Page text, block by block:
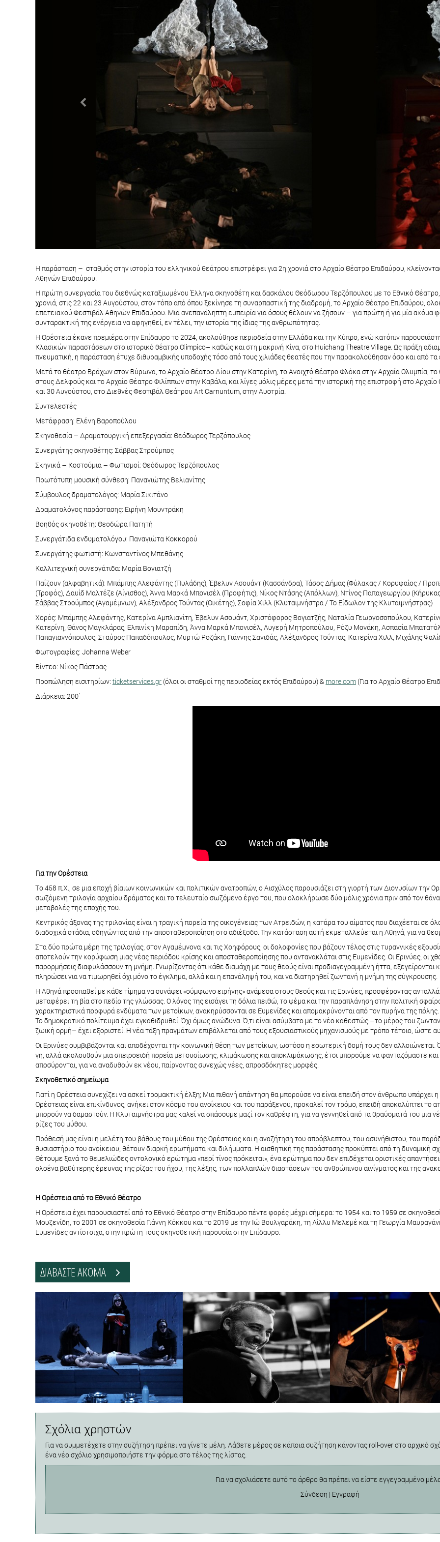
Η παράσταση – σταθμός στην ιστορία του ελληνικού θεάτρου επιστρέφει για 2η χρονιά στο Αρχαίο Θέατρο Επιδαύρου,
Αθηνών Επιδαύρου.
Η πρώτη συνεργασία του διεθνώς καταξιωμένου Έλληνα σκηνοθέτη και δασκάλου Θεόδωρου Τερζόπουλου με το Εθνικό Θέατρο,
χρονιά, στις 22 και 23 Αυγούστου, στον τόπο από όπου ξεκίνησε τη συναρπαστική της διαδρομή, το Αρχαίο Θέατρο Επιδαύρου,
επετειακού Φεστιβάλ Αθηνών Επιδαύρου. Μια ανεπανάληπτη εμπειρία για όσους θέλουν να ζήσουν – για πρώτη ή για μία
συνταρακτική της ενέργεια να αφηγηθεί, εν τέλει, την ιστορία της ίδιας της ανθρωπότητας.
Η Ορέστεια έκανε πρεμιέρα στην Επίδαυρο το 2024, ακολούθησε περιοδεία στην Ελλάδα και την Κύπρο, ενώ κατόπιν
Κλασικών παραστάσεων στο ιστορικό θέατρο Olimpico– καθώς και στη μακρινή Κίνα, στο Huichang Theatre Village. Ως πράξη
πνευματική, η παράσταση έτυχε διθυραμβικής υποδοχής τόσο από τους χιλιάδες θεατές που την παρακολούθησαν όσο και από
Μετά το θέατρο Βράχων στον Βύρωνα, το Αρχαίο Θέατρο Δίου στην Κατερίνη, το Ανοιχτό Θέατρο Φλόκα στην Αρχαία Ολυμπία,
στους Δελφούς και το Αρχαίο Θέατρο Φιλίππων στην Καβάλα, και λίγες μόλις μέρες μετά την ιστορική της επιστροφή στο
και 30 Αυγούστου, στο Διεθνές Φεστιβάλ Θεάτρου Art Carnuntum, στην Αυστρία.
Συντελεστές
Μετάφραση: Ελένη Βαροπούλου
Σκηνοθεσία – Δραματουργική επεξεργασία: Θεόδωρος Τερζόπουλος
Συνεργάτης σκηνοθέτης: Σάββας Στρούμπος
Σκηνικά – Κοστούμια – Φωτισμοί: Θεόδωρος Τερζόπουλος
Πρωτότυπη μουσική σύνθεση: Παναγιώτης Βελιανίτης
Σύμβουλος δραματολόγος: Μαρία Σικιτάνο
Δραματολόγος παράστασης: Ειρήνη Μουντράκη
Βοηθός σκηνοθέτη: Θεοδώρα Πατητή
Συνεργάτιδα ενδυματολόγου: Παναγιώτα Κοκκορού
Συνεργάτης φωτιστή: Κωνσταντίνος Μπεθάνης
Καλλιτεχνική συνεργάτιδα: Μαρία Βογιατζή
Παίζουν (αλφαβητικά): Μπάμπης Αλεφάντης (Πυλάδης), Έβελυν Ασουάντ (Κασσάνδρα), Τάσος Δήμας (Φύλακας / Κορυφαίος /
(Τροφός), Δαυίδ Μαλτέζε (Αίγισθος), Άννα Μαρκά Μπονισέλ (Προφήτις), Νίκος Ντάσης (Απόλλων), Ντίνος Παπαγεωργίου
Σάββας Στρούμπος (Αγαμέμνων), Αλέξανδρος Τούντας (Οικέτης), Σοφία Χιλλ (Κλυταιμνήστρα / Το Είδωλον της Κλυταιμνήστρας)
Χορός: Μπάμπης Αλεφάντης, Κατερίνα Αμπλιανίτη, Έβελυν Ασουάντ, Χριστόφορος Βογιατζής, Ναταλία Γεωργοσοπούλου,
Κατερίνη, Θάνος Μαγκλάρας, Ελπινίκη Μαραπίδη, Άννα Μαρκά Μπονισέλ, Λυγερή Μητροπούλου, Ρόζυ Μονάκη, Ασπασία
Παπαγιαννόπουλος, Σταύρος Παπαδόπουλος, Μυρτώ Ροζάκη, Γιάννης Σανιδάς, Αλέξανδρος Τούντας, Κατερίνα Χιλλ, Μιχάλης
Φωτογραφίες: Johanna Weber
Βίντεο: Νίκος Πάστρας
Προπώληση εισιτηρίων: ticketservices.gr (όλοι οι σταθμοί της περιοδείας εκτός Επιδαύρου) & more.com (Για το Αρχαίο Θέατρο
Διάρκεια: 200΄
Για την Ορέστεια
Tο 458 π.Χ., σε μια εποχή βίαιων κοινωνικών και πολιτικών ανατροπών, o Αισχύλος παρουσιάζει στη γιορτή των Διονυσίων την
σωζόμενη τριλογία αρχαίου δράματος και το τελευταίο σωζόμενο έργο του, που ολοκλήρωσε δύο μόλις χρόνια πριν από τον
μεταβολές της εποχής του.
Κεντρικός άξονας της τριλογίας είναι η τραγική πορεία της οικογένειας των Ατρειδών, η κατάρα του αίματος που διαχέεται
διαδοχικά στάδια, οδηγώντας από την αποσταθεροποίηση στο αδιέξοδο. Την κατάσταση αυτή εκμεταλλεύεται η Αθηνά, για να
Στα δύο πρώτα μέρη της τριλογίας, στον Αγαμέμνονα και τις Χοηφόρους, οι δολοφονίες που βάζουν τέλος στις τυραννικές
αποτελούν την κορύφωση μιας νέας περιόδου κρίσης και αποσταθεροποίησης που αντανακλάται στις Ευμενίδες. Οι Ερινύες, οι
παρορμήσεις διαφυλάσσουν τη μνήμη. Γνωρίζοντας ότι κάθε διαμάχη με τους θεούς είναι προδιαγεγραμμένη ήττα, εξεγείρονται
πληρώσει για να τιμωρηθεί όχι μόνο το έγκλημα, αλλά και η επανάληψή του, και να διατηρηθεί ζωντανή η μνήμη της σύγκρουσης.
Η Αθηνά προσπαθεί με κάθε τίμημα να συνάψει «σύμφωνο ειρήνης» ανάμεσα στους θεούς και τις Ερινύες, προσφέροντας
μεταφέρει τη βία στο πεδίο της γλώσσας. Ο λόγος της εισάγει τη δόλια πειθώ, το ψέμα και την παραπλάνηση στην πολιτική
χαρακτηριστικά πορφυρά ενδύματα των μετοίκων, ανακηρύσσονται σε Ευμενίδες και απομακρύνονται από τον πυρήνα της
Το δημοκρατικό πολίτευμα έχει εγκαθιδρυθεί. Όχι όμως ανώδυνα. Ό,τι είναι ασύμβατο με το νέο καθεστώς –το μέρος του
ζωική ορμή– έχει εξοριστεί. Η νέα τάξη πραγμάτων επιβάλλεται από τους εξουσιαστικούς μηχανισμούς με τρόπο τέτοιο, ώστε
Οι Ερινύες συμβιβάζονται και αποδέχονται την κοινωνική θέση των μετοίκων, ωστόσο η εσωτερική δομή τους δεν
γη, αλλά ακολουθούν μια σπειροειδή πορεία μετουσίωσης, κλιμάκωσης και αποκλιμάκωσης, έτσι μπορούμε να φανταζόμαστε και
αποσύρονται, για να αναδυθούν εκ νέου, παίρνοντας συνεχώς νέες, απροσδόκητες μορφές.
Σκηνοθετικό σημείωμα
Γιατί η Ορέστεια συνεχίζει να ασκεί τρομακτική έλξη; Μια πιθανή απάντηση θα μπορούσε να είναι επειδή στον άνθρωπο
Ορέστειας είναι επικίνδυνος, ανήκει στον κόσμο του ανοίκειου και του παράξενου, προκαλεί τον τρόμο, επειδή αποκαλύπτει το
μπορούν να δαμαστούν. Η Κλυταιμνήστρα μας καλεί να σπάσουμε μαζί τον καθρέφτη, για να γεννηθεί από τα θραύσματά του μια
ρίζες του μύθου.
Πρόθεσή μας είναι η μελέτη του βάθους του μύθου της Ορέστειας και η αναζήτηση του απρόβλεπτου, του ασυνήθιστου, του
θυσιαστήριο του ανοίκειου, θέτουν διαρκή ερωτήματα και διλήμματα. Η αισθητική της παράστασης προκύπτει από τη
Θέτουμε ξανά το θεμελιώδες οντολογικό ερώτημα «περί τίνος πρόκειται», ένα ερώτημα που δεν επιδέχεται οριστικές
ολοένα βαθύτερης έρευνας της ρίζας του ήχου, της λέξης, των πολλαπλών διαστάσεων του ανθρώπινου αινίγματος και της
Η Ορέστεια από το Εθνικό Θέατρο
Η Ορέστεια έχει παρουσιαστεί από το Εθνικό Θέατρο στην Επίδαυρο πέντε φορές μέχρι σήμερα: το 1954 και το 1959 σε
Μουζενίδη, το 2001 σε σκηνοθεσία Γιάννη Κόκκου και το 2019 με την Ιώ Βουλγαράκη, τη Λίλλυ Μελεμέ και τη Γεωργία
Ευμενίδες αντίστοιχα, στην πρώτη τους σκηνοθετική παρουσία στην Επίδαυρο.
ΔΙΑΒΑΣΤΕ ΑΚΟΜΑ
Σχόλια χρηστών
Για να συμμετέχετε στην συζήτηση πρέπει να γίνετε μέλη. Λάβετε μέρος σε κάποια συζήτηση κάνοντας roll-over στο αρχικό
ένα νέο σχόλιο χρησιμοποιήστε την φόρμα στο τέλος της λίστας.
Για να σχολιάσετε αυτό το άρθρο θα πρέπει να είστε εγγεγραμμένο
Σύνδεση | Εγγραφή